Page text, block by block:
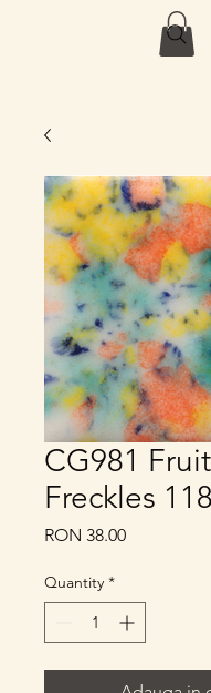
CG981
Freckles
RON 38.00Price
Quantity *